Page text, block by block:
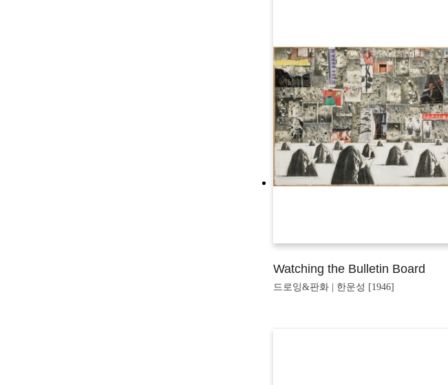
Watching the Bulletin Board
드로잉&판화 | 한운성 [1946]